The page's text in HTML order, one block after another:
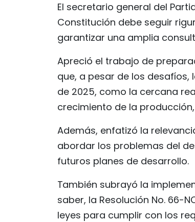
El secretario general del
Constitución debe seguir
garantizar una amplia
Apreció el trabajo de
que, a pesar de los
de 2025, como la cercana
crecimiento de la
Además, enfatizó la
abordar los problemas del
futuros planes de desarrollo.
También subrayó la
saber, la Resolución No. 66-
leyes para cumplir con los